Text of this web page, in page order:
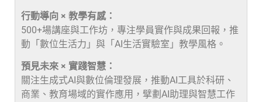
行動導向 × 教學有感：
500+場講座與工作坊，專注學員實作與成果回報，推
動「數位生活力」與「AI生活實驗室」教學風格。
預見未來 × 實踐智慧：
關注生成式AI與數位倫理發展，推動AI工具於科研、
商業、教育場域的實作應用，擘劃AI助理與智慧工作